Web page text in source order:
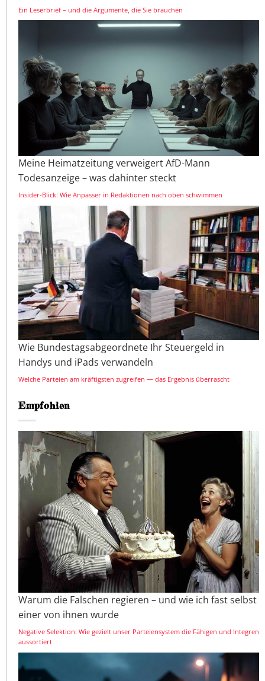
Ein Leserbrief – und die Argumente, die Sie brauchen
Meine Heimatzeitung verweigert AfD-Mann
Todesanzeige – was dahinter steckt
Insider-Blick: Wie Anpasser in Redaktionen nach oben schwimmen
Wie Bundestagsabgeordnete Ihr Steuergeld in
Handys und iPads verwandeln
Welche Parteien am kräftigsten zugreifen — das Ergebnis überrascht
Empfohlen
Warum die Falschen regieren – und wie ich fast selbst
einer von ihnen wurde
Negative Selektion: Wie gezielt unser Parteiensystem die Fähigen und Integren
aussortiert